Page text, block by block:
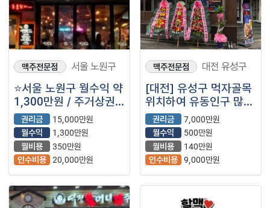
맥주전문점 서울 노원구
⭐서울 노원구 월수익 약
1,300만원 / 주거상권 /
성비수기 할것없는 매출
/ ＂역전할머니＂⭐
권리금
15,000만원
월수익
1,300만원
월비용
350만원
인수비용 20,000만원
맥주전문점 대전 유성구
[대전] 유성구 먹자골목
위치하여 유동인구 많은
크라운호프 매장을
소개합니다!
권리금
7,000만원
월수익
500만원
월비용
140만원
인수비용 9,000만원